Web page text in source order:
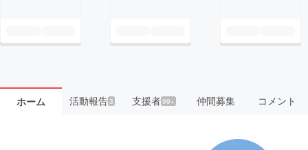
ホーム 活動報告3 支援者99+ 仲間募集 コメント